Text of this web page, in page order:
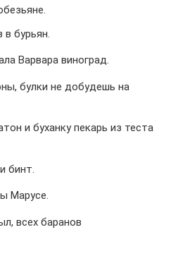
в бурьян.
Варвара виноград.
булки не добудешь на
и буханку пекарь из теста
бинт.
Марусе.
всех баранов